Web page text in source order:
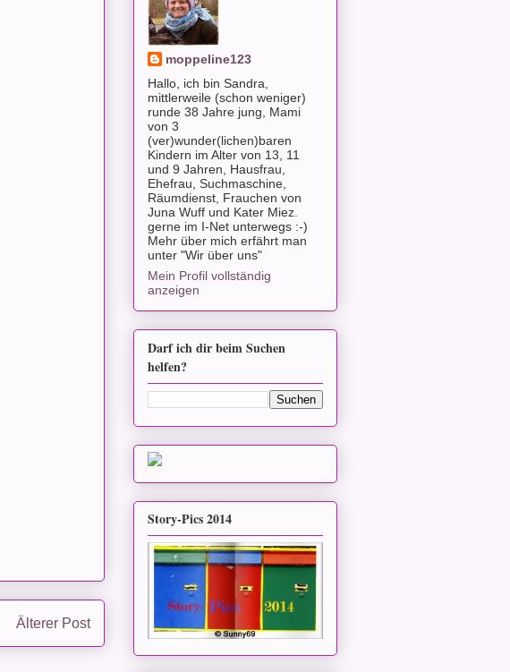
Älterer Post
moppeline123
Hallo, ich bin Sandra,
mittlerweile (schon weniger)
runde 38 Jahre jung, Mami
von 3
(ver)wunder(lichen)baren
Kindern im Alter von 13, 11
und 9 Jahren, Hausfrau,
Ehefrau, Suchmaschine,
Räumdienst, Frauchen von
Juna Wuff und Kater Miez.
gerne im I-Net unterwegs :-)
Mehr über mich erfährt man
unter "Wir über uns"
Mein Profil vollständig
anzeigen
Darf ich dir beim Suchen
helfen?
Story-Pics 2014